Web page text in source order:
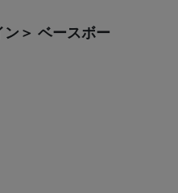
ン＞ ベースボー